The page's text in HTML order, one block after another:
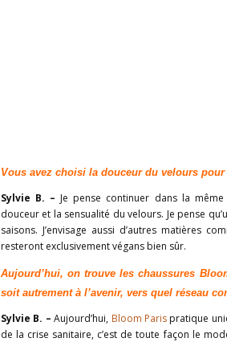
Vous avez choisi la douceur du velours
Sylvie B. – Je pense continuer dans la
douceur et la sensualité du velours. Je pense
saisons. J’envisage aussi d’autres matières
resteront exclusivement végans bien sûr.
Aujourd’hui, on trouve les chaussures
soit autrement à l’avenir, vers quel réseau
Sylvie B. – Aujourd’hui, Bloom Paris pratique
de la crise sanitaire, c’est de toute façon le